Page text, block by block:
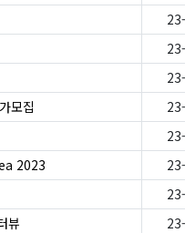
모집
2023
뷰